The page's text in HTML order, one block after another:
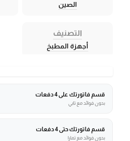
الصين
التصنيف
أجهزة المطبخ
قسم فاتورتك على 4 دفعات
بدون فوائد مع تابي
قسم فاتورتك حتى 4 دفعات
بدون فوائد مع تمارا